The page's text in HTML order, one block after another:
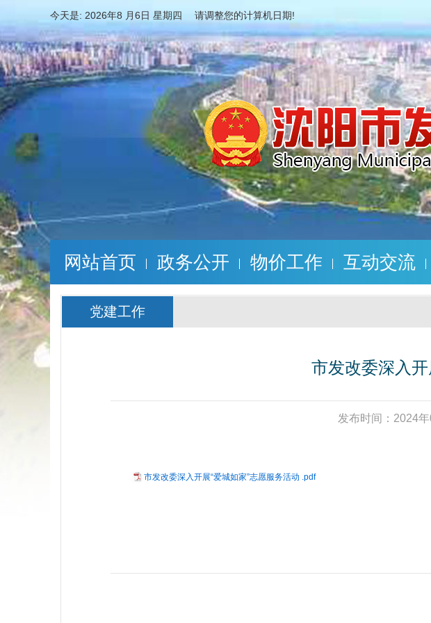
今天是: 2026年8 月6日 星期四 请调整您的计算机日期!
网站首页 政务公开 物价工作 互动交流
党建工作
市发改委深入开
发布时间：2024
市发改委深入开展“爱城如家”志愿服务活动 .pdf